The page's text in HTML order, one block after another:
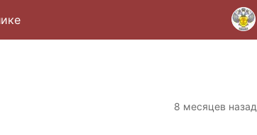
8 месяцев назад